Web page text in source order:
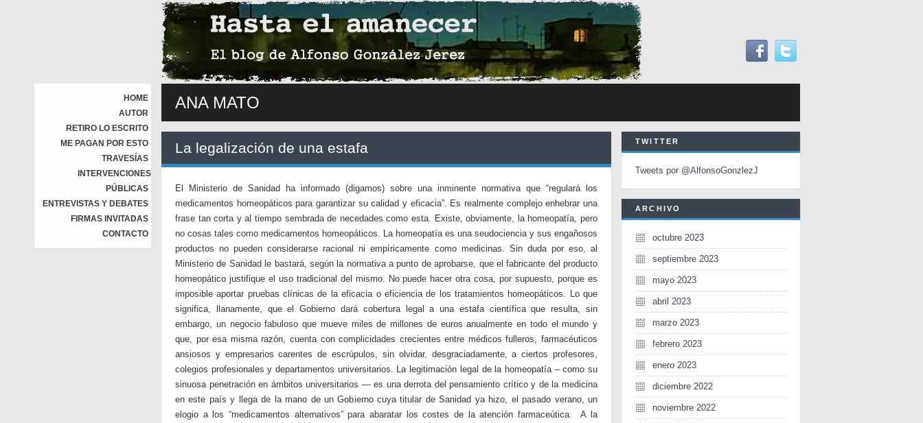
HOME
AUTOR
RETIRO LO ESCRITO
ME PAGAN POR ESTO
TRAVESÍAS
INTERVENCIONES
PÚBLICAS
ENTREVISTAS Y DEBATES
FIRMAS INVITADAS
CONTACTO
ANA MATO
La legalización de una estafa
El Ministerio de Sanidad ha informado (digamos) sobre una inminente normativa que “regulará los
medicamentos homeopáticos para garantizar su calidad y eficacia”. Es realmente complejo enhebrar una
frase tan corta y al tiempo sembrada de necedades como esta. Existe, obviamente, la homeopatía, pero
no cosas tales como medicamentos homeopáticos. La homeopatía es una seudociencia y sus engañosos
productos no pueden considerarse racional ni empíricamente como medicinas. Sin duda por eso, al
Ministerio de Sanidad le bastará, según la normativa a punto de aprobarse, que el fabricante del producto
homeopático justifique el uso tradicional del mismo. No puede hacer otra cosa, por supuesto, porque es
imposible aportar pruebas clínicas de la eficacia o eficiencia de los tratamientos homeopáticos. Lo que
significa, llanamente, que el Gobierno dará cobertura legal a una estafa científica que resulta, sin
embargo, un negocio fabuloso que mueve miles de millones de euros anualmente en todo el mundo y
que, por esa misma razón, cuenta con complicidades crecientes entre médicos fulleros, farmacéuticos
ansiosos y empresarios carentes de escrúpulos, sin olvidar, desgraciadamente, a ciertos profesores,
colegios profesionales y departamentos universitarios. La legitimación legal de la homeopatía – como su
sinuosa penetración en ámbitos universitarios — es una derrota del pensamiento crítico y de la medicina
en este país y llega de la mano de un Gobierno cuya titular de Sanidad ya hizo, el pasado verano, un
elogio a los “medicamentos alternativos” para abaratar los costes de la atención farmaceútica. A la
TWITTER
Tweets por @AlfonsoGonzlezJ
ARCHIVO
octubre 2023
septiembre 2023
mayo 2023
abril 2023
marzo 2023
febrero 2023
enero 2023
diciembre 2022
noviembre 2022